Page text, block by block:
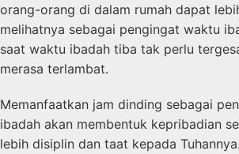
orang-orang di dalam rumah dapat
melihatnya sebagai pengingat waktu
saat waktu ibadah tiba tak perlu
merasa terlambat.
Memanfaatkan jam dinding sebagai
ibadah akan membentuk kepribadian
lebih disiplin dan taat kepada